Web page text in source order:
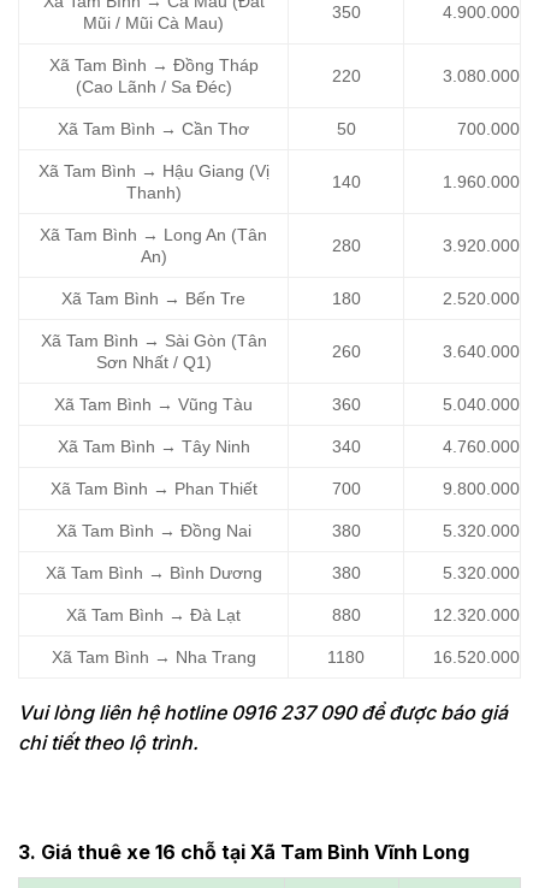
Mũi / Mũi Cà Mau)
350 4.900.000
Xã Tam Bình → Đồng Tháp
(Cao Lãnh / Sa Đéc)
220 3.080.000
Xã Tam Bình → Cần Thơ 50 700.000
Xã Tam Bình → Hậu Giang (Vị
Thanh)
140 1.960.000
Xã Tam Bình → Long An (Tân
An)
280 3.920.000
Xã Tam Bình → Bến Tre 180 2.520.000
Xã Tam Bình → Sài Gòn (Tân
Sơn Nhất / Q1)
260 3.640.000
Xã Tam Bình → Vũng Tàu 360 5.040.000
Xã Tam Bình → Tây Ninh 340 4.760.000
Xã Tam Bình → Phan Thiết 700 9.800.000
Xã Tam Bình → Đồng Nai 380 5.320.000
Xã Tam Bình → Bình Dương 380 5.320.000
Xã Tam Bình → Đà Lạt 880 12.320.000
Xã Tam Bình → Nha Trang 1180 16.520.000
Vui lòng liên hệ hotline 0916 237 090 để được báo giá
chi tiết theo lộ trình.
3. Giá thuê xe 16 chỗ tại Xã Tam Bình Vĩnh Long